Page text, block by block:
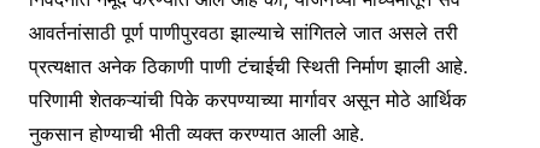
आवर्तनांसाठी पूर्ण पाणीपुरवठा झाल्याचे सांगितले जात असले तरी
प्रत्यक्षात अनेक ठिकाणी पाणी टंचाईची स्थिती निर्माण झाली आहे.
परिणामी शेतकऱ्यांची पिके करपण्याच्या मार्गावर असून मोठे आर्थिक
नुकसान होण्याची भीती व्यक्त करण्यात आली आहे.